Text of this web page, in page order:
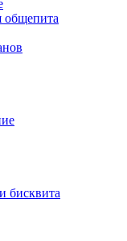
общепита
бисквита